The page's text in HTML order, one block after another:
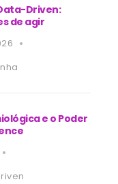
Driven:
de agir
e o Poder